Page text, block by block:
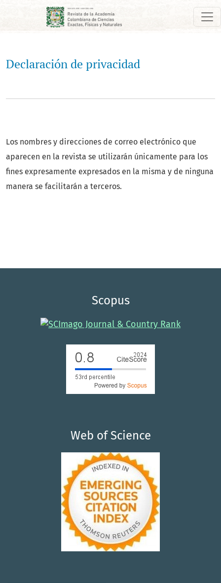
Declaración de privacidad
Declaración de privacidad
Los nombres y direcciones de correo electrónico que
aparecen en la revista se utilizarán únicamente para los
fines expresamente expresados en la misma y de ninguna
manera se facilitarán a terceros.
Scopus
Web of Science